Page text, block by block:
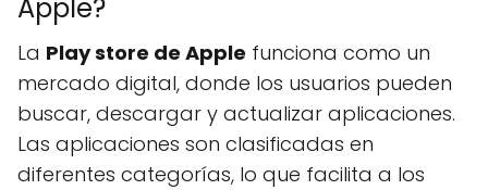
Apple?
La Play store de Apple funciona como un
mercado digital, donde los usuarios pueden
buscar, descargar y actualizar aplicaciones.
Las aplicaciones son clasificadas en
diferentes categorías, lo que facilita a los